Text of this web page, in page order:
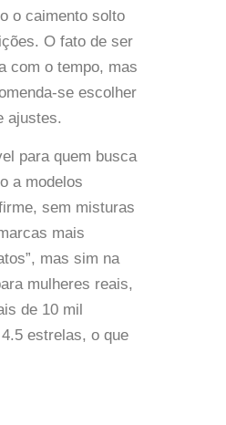
o caimento solto
O fato de ser
com o tempo, mas
se escolher
ajustes.
para quem busca
a modelos
sem misturas
mais
mas sim na
mulheres reais,
de 10 mil
estrelas, o que